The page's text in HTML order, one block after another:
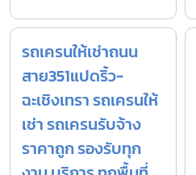
รถเครนให้เช่าถนน
สาย351แปดริ้ว-
ฉะเชิงเทรา รถเครนให้
เช่า รถเครนรับจ้าง
ราคาถูก รองรับทุก